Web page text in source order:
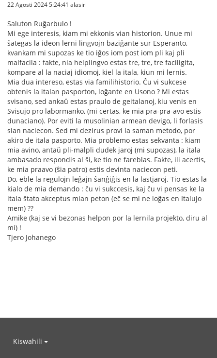
22 Agosti 2024 5:24:41 alasiri
Saluton Ruĝarbulo !
Mi ege interesis, kiam mi ekkonis vian historion. Unue mi
ŝategas la ideon lerni lingvojn baziĝante sur Esperanto,
kvankam mi supozas ke tio iĝos iom post iom pli kaj pli
malfacila : fakte, nia helplingvo estas tre, tre, tre faciligita,
kompare al la naciaj idiomoj, kiel la itala, kiun mi lernis.
Mia dua intereso, estas via familihistorio. Ĉu vi sukcese
obtenis la italan pasporton, loĝante en Usono ? Mi estas
svisano, sed ankaŭ estas praulo de geitalanoj, kiu venis en
Svisujo pro labormanko, (mi certas, ke mia pra-pra-avo estis
dunaciano). Por eviti la musolinian armean devigo, li forlasis
sian naciecon. Sed mi dezirus provi la saman metodo, por
akiro de itala pasporto. Mia problemo estas sekvanta : kiam
mia avino, antaŭ pli-malpli dudek jaroj (mi supozas), la itala
ambasado respondis al ŝi, ke tio ne fareblas. Fakte, ili acertis,
ke mia praavo (ŝia patro) estis devinta naciecon peti.
Do, eble la regulojn leĝajn ŝanĝiĝis en la lastjaroj. Tio estas la
kialo de mia demando : ĉu vi sukccesis, kaj ĉu vi pensas ke la
itala ŝtato akceptus mian peton (eĉ se mi ne loĝas en Italujo
mem) ??
Amike (kaj se vi bezonas helpon por la lernila projekto, diru al
mi) !
Tjero Johanego
Kiswahili